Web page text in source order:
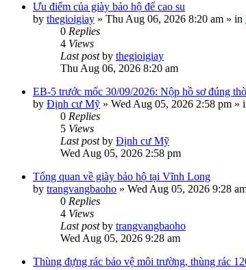
Ưu điểm của giày bảo hộ đế cao su
by thegioigiay » Thu Aug 06, 2026 8:20 am » in
0 Replies
4 Views
Last postby thegioigiay
Thu Aug 06, 2026 8:20 am
EB-5 trước mốc 30/09/2026: Nộp hồ sơ đúng
by Định cư Mỹ » Wed Aug 05, 2026 2:58 pm »
0 Replies
5 Views
Last postby Định cư Mỹ
Wed Aug 05, 2026 2:58 pm
Tổng quan về giày bảo hộ tại Vĩnh Long
by trangvangbaoho » Wed Aug 05, 2026 9:28
0 Replies
4 Views
Last postby trangvangbaoho
Wed Aug 05, 2026 9:28 am
Thùng đựng rác bảo vệ môi trường, thùng rác